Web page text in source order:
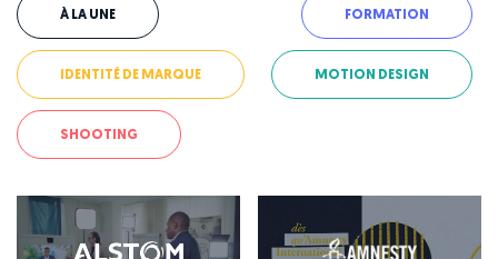
À LA UNE FORMATION
IDENTITÉ DE MARQUE MOTION DESIGN
SHOOTING